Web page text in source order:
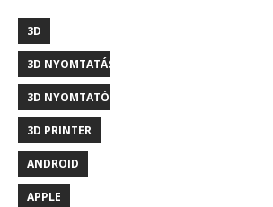
3D
3D NYOMTATÁS
3D NYOMTATÓ
3D PRINTER
ANDROID
APPLE